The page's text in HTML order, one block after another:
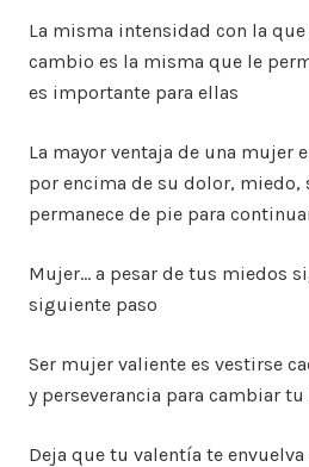
La misma intensidad con la
cambio es la misma que le
es importante para ellas
La mayor ventaja de una mujer
por encima de su dolor,
permanece de pie para
Mujer… a pesar de tus miedos
siguiente paso
Ser mujer valiente es vestirse
y perseverancia para cambiar
Deja que tu valentía te envuelva